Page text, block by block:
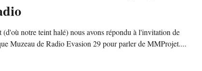
(d'où notre teint halé) nous avons répondu à l'invitation de
Muzeau de Radio Evasion 29 pour parler de MMProjet....